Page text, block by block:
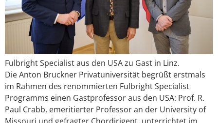
Fulbright Specialist aus den USA zu Gast in Linz.
Die Anton Bruckner Privatuniversität begrüßt erstmals
im Rahmen des renommierten Fulbright Specialist
Programms einen Gastprofessor aus den USA: Prof. R.
Paul Crabb, emeritierter Professor an der University of